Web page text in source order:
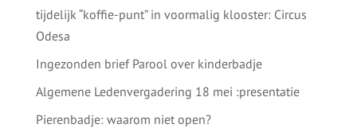
tijdelijk “koffie-punt” in voormalig klooster: Circus
Odesa
Ingezonden brief Parool over kinderbadje
Algemene Ledenvergadering 18 mei :presentatie
Pierenbadje: waarom niet open?